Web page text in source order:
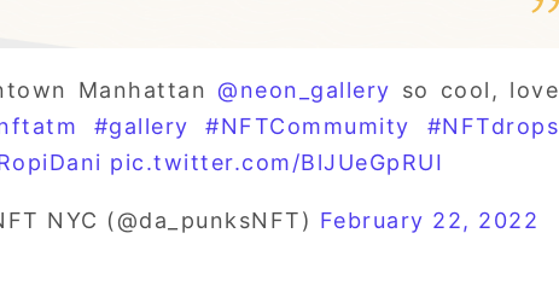
Manhattan @neon_gallery so cool, love
#gallery #NFTCommumity
#NFTdrops
pic.twitter.com/BlJUeGpRUI
NYC (@da_punksNFT) February 22, 2022